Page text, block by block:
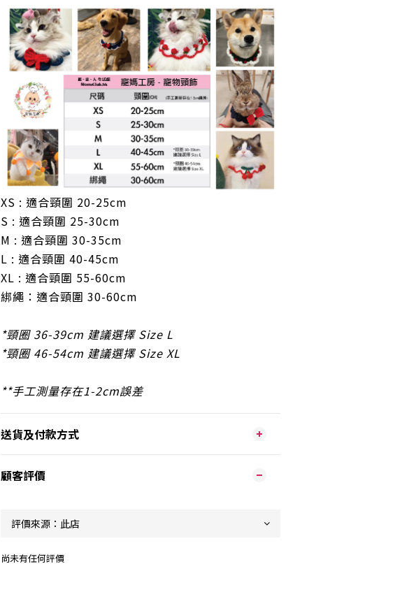
XS : 適合頸圍 20-25cm
S : 適合頸圍 25-30cm
M : 適合頸圍 30-35cm
L : 適合頸圍 40-45cm
XL : 適合頸圍 55-60cm
綁繩： 適合頸圍 30-60cm
*頸圈 36-39cm 建議選擇 Size L
*頸圈 46-54cm 建議選擇 Size XL
**手工測量存在1-2cm誤差
送貨及付款方式
顧客評價
尚未有任何評價